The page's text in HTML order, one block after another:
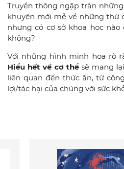
Truyền thông ngập tràn
khuyên mới mẻ về những thứ
nhưng có cơ sở khoa học
không?
Với những hình minh họa rõ
Hiểu hết về cơ thểsẽ mang
liên quan đến thức ăn, từ
lợi/tác hại của chúng với sức